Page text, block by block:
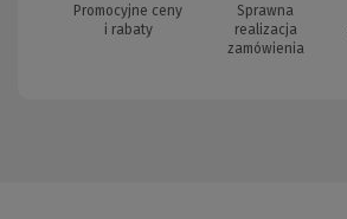
Promocyjne ceny
i rabaty
Sprawna
realizacja
zamówienia